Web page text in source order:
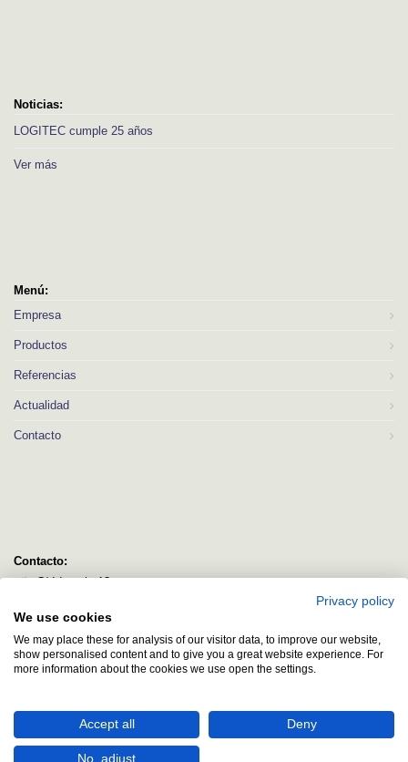
Noticias:
LOGITEC cumple 25 años
Ver más
Menú:
Empresa
Productos
Referencias
Actualidad
Contacto
Contacto:
C/ Idorsolo 13
Bizkaia
logitec@logitecsl.net
+34 944 544 580
Privacy policy
We use cookies
We may place these for analysis of our visitor data, to improve our website,
show personalised content and to give you a great website experience. For
more information about the cookies we use open the settings.
Accept all Deny
No, adjust